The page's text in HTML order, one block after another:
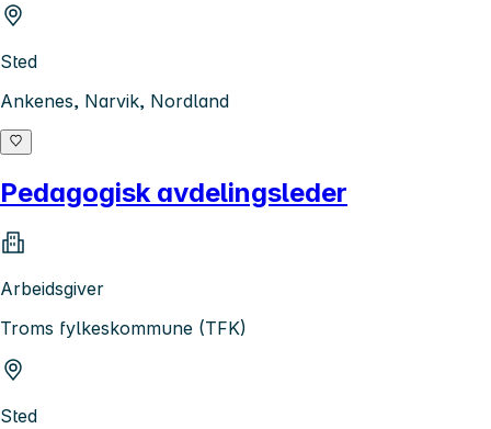
Sted
Ankenes, Narvik, Nordland
Pedagogisk avdelingsleder
Arbeidsgiver
Troms fylkeskommune (TFK)
Sted